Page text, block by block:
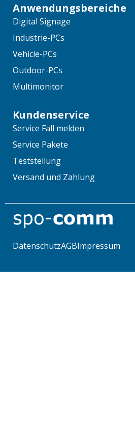
Anwendungsbereiche
Digital Signage
Industrie-PCs
Vehicle-PCs
Outdoor-PCs
Multimonitor
Kundenservice
Service Fall melden
Service Pakete
Teststellung
Versand und Zahlung
DatenschutzAGBImpressum